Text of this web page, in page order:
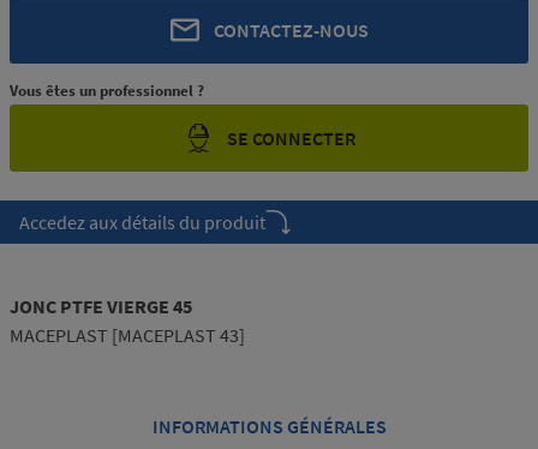
CONTACTEZ-NOUS
Vous êtes un professionnel ?
SE CONNECTER
Accedez aux détails du produit
JONC PTFE VIERGE 45
MACEPLAST [MACEPLAST 43]
INFORMATIONS GÉNÉRALES